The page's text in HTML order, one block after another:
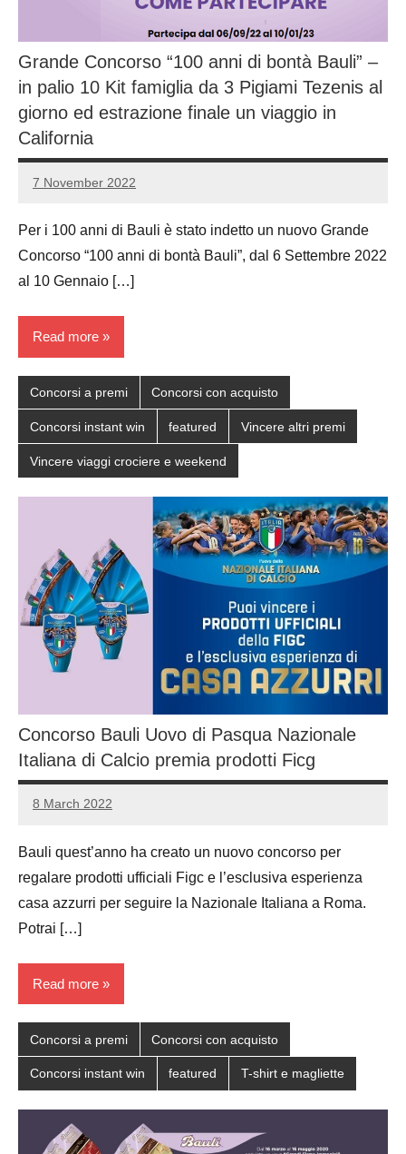
Grande Concorso “100 anni di bontà Bauli” –
in palio 10 Kit famiglia da 3 Pigiami Tezenis al
giorno ed estrazione finale un viaggio in
California
7 November 2022
Luca
No
Per i 100 anni di Bauli è stato indetto un nuovo Grande
Concorso “100 anni di bontà Bauli”, dal 6 Settembre 2022
al 10 Gennaio […]
Read more
Concorsi a premi Concorsi con acquisto
Concorsi instant win featured Vincere altri premi
Vincere viaggi crociere e weekend
Concorso Bauli Uovo di Pasqua Nazionale
Italiana di Calcio premia prodotti Ficg
8 March 2022
Luca
No
Bauli quest’anno ha creato un nuovo concorso per
regalare prodotti ufficiali Figc e l’esclusiva esperienza
casa azzurri per seguire la Nazionale Italiana a Roma.
Potrai […]
Read more
Concorsi a premi Concorsi con acquisto
Concorsi instant win featured T-shirt e magliette